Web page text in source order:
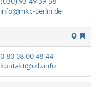
(030) 93 49 39 58
info@mkc-berlin.de
0 80 08 00 48 44
kontakt@otb.info